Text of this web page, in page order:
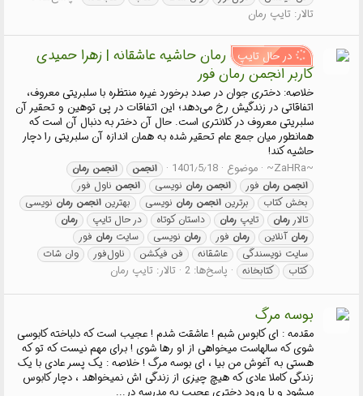
تالار: تایپ رمان
در حال تایپ
رمان حاشیه عاشقانه | زهرا حمیدی
کاربر انجمن رمان فور
خلاصه: دختری جوان در صدد برخورد غیره منتظره با سلبریتی معروف،
اتفاقاتی در زندگیش رخ می‌دهد؛ این اتفاقات در پی توهین و تحقیر آن
سلبریتی معروف در کلانتری است. حال آن دختر به دنبال آن است که
همانطور میان جمع عام تحقیر شده به همان اندازه آن سلبریتی را دچار
حاشیه کند!
~ZaHRa~ موضوع 1401٫5٫18 انجمن انجمن رمان
انجمن رمان فور انجمن رمان نویسی انجمن ناول فور
بخش کتاب
برترین انجمن رمان نویسی بهترین انجمن رمان نویسی
تالار رمان تایپ رمان داستان کوتاه در حال تایپ
رمان
رمان آنلاین رمان فور رمان نویسی سایت رمان فور
سایت نویسندگی
عاشقانه فن فیکشن ناول‌فور
وان شات
کتاب
کتابخانه پاسخ‌ها: 2 تالار: تایپ رمان
بوسه مرگ
مقدمه : ای کابوس شبم ! عاشقت شدم ! عجیب است که دلباخته کابوسی
شوی که سالهاست میخواهی از او رها شوی ! برای مهم نیست که تو که
هستی به آغوش من بیا ، ای بوسه مرگ ! خلاصه : یک پسر عادی با یک
زندگی کاملا عادی که هیچ چیزی از زندگی اش نمیخواهد ، دچار کابوس
میشود و با ورود دختری عجیب به مدرسه در...